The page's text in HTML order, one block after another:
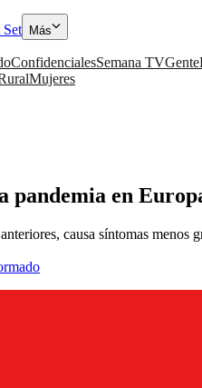
Set Más
ConfidencialesSemana TVGente
Mujeres
pandemia en
causa síntomas menos